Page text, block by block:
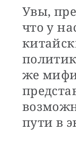
Увы,
что у
же
пути в